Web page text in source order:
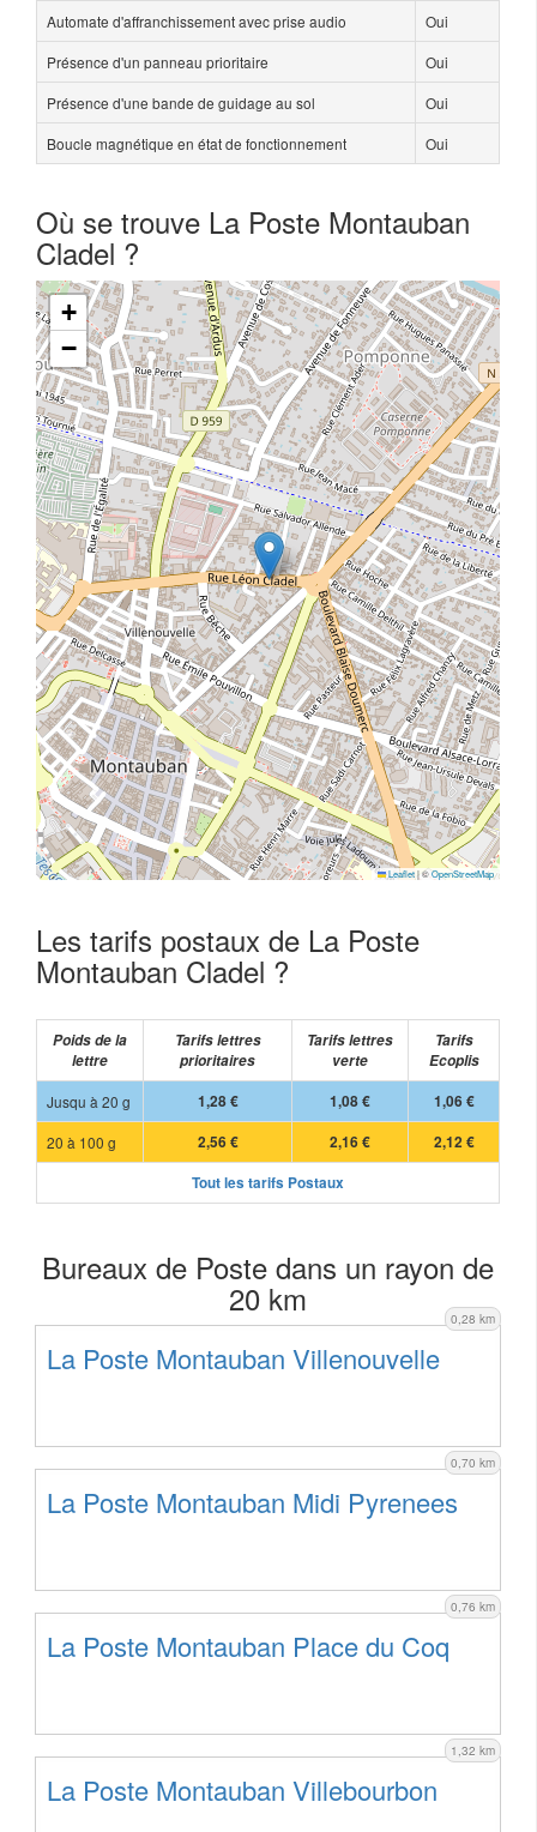
Automate d'affranchissement avec prise audio
Oui
Présence d'un panneau prioritaire
Oui
Présence d'une bande de guidage au sol
Oui
Boucle magnétique en état de fonctionnement
Oui
Où se trouve La Poste Montauban
Cladel ?
+
−
Leaflet|©OpenStreetMap
Les tarifs postaux de La Poste
Montauban Cladel ?
Poids de la
lettre
Tarifs lettres
prioritaires
Tarifs lettres
verte
Tarifs
Ecoplis
Jusqu à 20 g
1,28 € 1,08 €
1,06 €
20 à 100 g
2,56 € 2,16 €
2,12 €
Tout les tarifs Postaux
Bureaux de Poste dans un rayon de
20 km 0,28 km
La Poste Montauban Villenouvelle
0,70 km
La Poste Montauban Midi Pyrenees
0,76 km
La Poste Montauban Place du Coq
1,32 km
La Poste Montauban Villebourbon